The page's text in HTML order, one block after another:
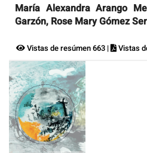
María Alexandra Arango
Garzón, Rose Mary Gómez
Vistas de resúmen 663 | Vistas